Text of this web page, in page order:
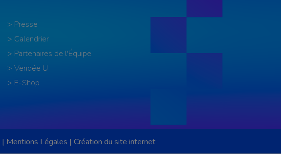
> Presse
> Calendrier
> Partenaires de l'Équipe
> Vendée U
> E-Shop
| Mentions Légales | Création du site internet